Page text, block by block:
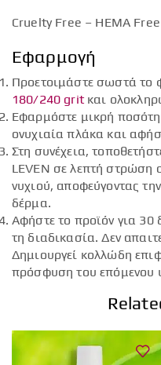
Cruelty Free – HEMA
Εφαρμογή
Προετοιμάστε σωστά το
180/240 gritκαι
Εφαρμόστε μικρή
ονυχιαία πλάκα και
Στη συνέχεια,
LEVEN σε λεπτή στρώση
νυχιού, αποφεύγοντας
δέρμα.
Αφήστε το προϊόν για 30
τη διαδικασία. Δεν
Δημιουργεί κολλώδη
πρόσφυση του επόμενου